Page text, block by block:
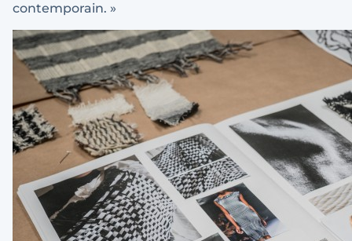
contemporain. »